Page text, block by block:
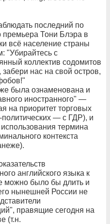
последний по
премьера Тони Блэра в
всё население страны
"Убирайтесь с
коллектив содомитов
нас на свой остров,
была ознаменована и
иностранного" —
на приоритет торговых
— с ГДР), и
термина
контекста
английского языка к
можно было бы длить и
нынешней России не
правящие сегодня на
(т.н.